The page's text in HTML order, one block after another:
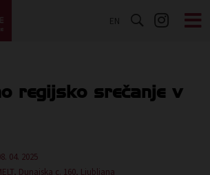
EN
regijsko srečanje v
04. 2025
Dunajska c. 160, Ljubljana